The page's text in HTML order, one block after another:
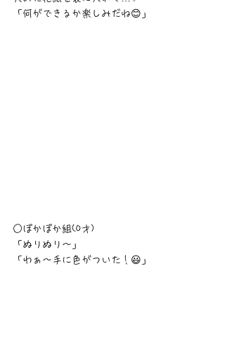
「何ができるか楽しみだね😊」
○ぽかぽか組(0才)
「ぬりぬり〜」
「わぁ〜手に色がついた！😃」